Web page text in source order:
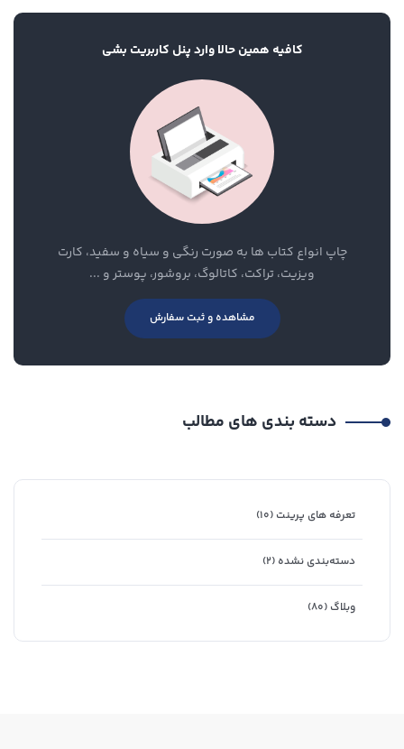
کافیه همین حالا وارد پنل کاربریت بشی
چاپ انواع کتاب ها به صورت رنگی و سیاه و سفید، کارت
ویزیت، تراکت، کاتالوگ، بروشور، پوستر و ...
مشاهده و ثبت سفارش
دسته بندی های مطالب
تعرفه های پرینت (۱۰)
دسته‌بندی نشده (۲)
وبلاگ (۸۰)